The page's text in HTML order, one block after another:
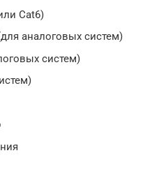
Cat6)
аналоговых систем)
систем)